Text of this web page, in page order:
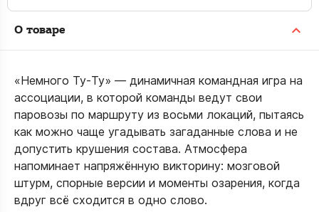
О товаре
«Немного Ту‑Ту» — динамичная командная игра на
ассоциации, в которой команды ведут свои
паровозы по маршруту из восьми локаций, пытаясь
как можно чаще угадывать загаданные слова и не
допустить крушения состава. Атмосфера
напоминает напряжённую викторину: мозговой
штурм, спорные версии и моменты озарения, когда
вдруг всё сходится в одно слово.​​